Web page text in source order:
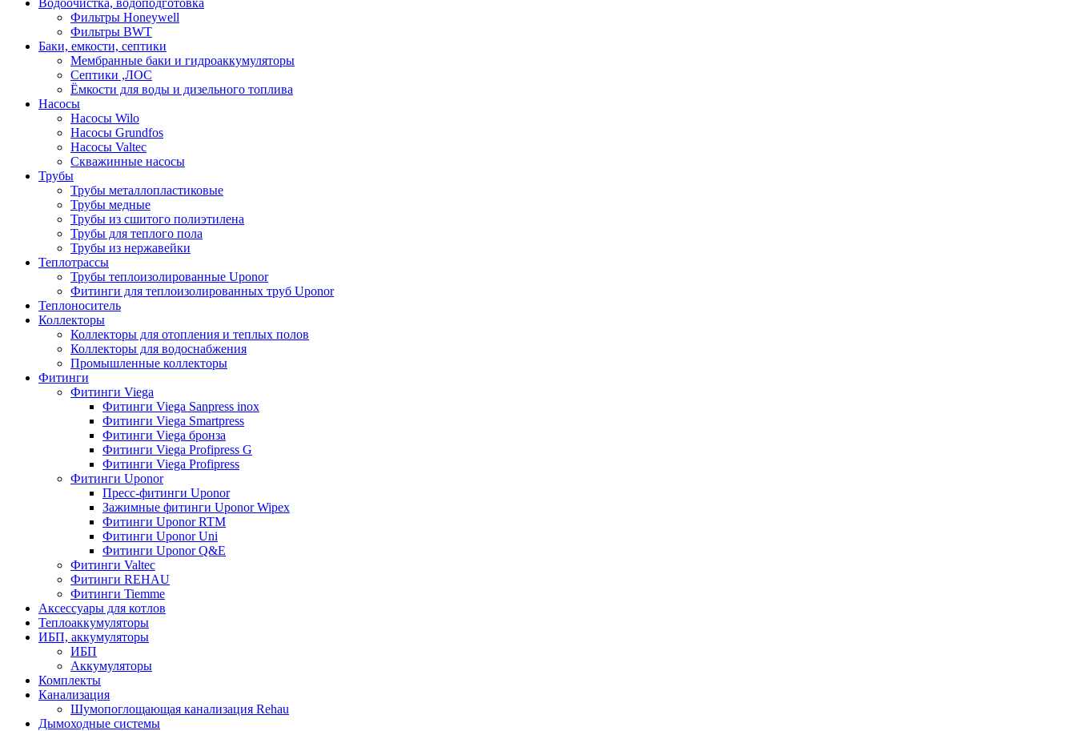
Водоочистка, водоподготовка
Фильтры Honeywell
Фильтры BWT
Баки, емкости, септики
Мембранные баки и гидроаккумуляторы
Септики ,ЛОС
Ёмкости для воды и дизельного топлива
Насосы
Насосы Wilo
Насосы Grundfos
Насосы Valtec
Скважинные насосы
Трубы
Трубы металлопластиковые
Трубы медные
Трубы из сшитого полиэтилена
Трубы для теплого пола
Трубы из нержавейки
Теплотрассы
Трубы теплоизолированные Uponor
Фитинги для теплоизолированных труб Uponor
Теплоноситель
Коллекторы
Коллекторы для отопления и теплых полов
Коллекторы для водоснабжения
Промышленные коллекторы
Фитинги
Фитинги Viega
Фитинги Viega Sanpress inox
Фитинги Viega Smartpress
Фитинги Viega бронза
Фитинги Viega Profipress G
Фитинги Viega Profipress
Фитинги Uponor
Пресс-фитинги Uponor
Зажимные фитинги Uponor Wipex
Фитинги Uponor RTM
Фитинги Uponor Uni
Фитинги Uponor Q&E
Фитинги Valtec
Фитинги REHAU
Фитинги Tiemme
Аксессуары для котлов
Теплоаккумуляторы
ИБП, аккумуляторы
ИБП
Аккумуляторы
Комплекты
Канализация
Шумопоглощающая канализация Rehau
Дымоходные системы